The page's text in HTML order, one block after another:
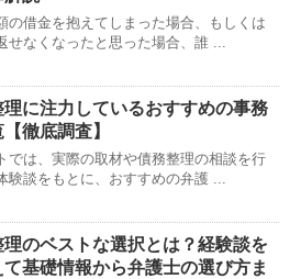
の借金を抱えてしまった場合、もしくは
せなくなったと思った場合、誰 ...
理に注力しているおすすめの事務
徹底調査】
では、実際の取材や債務整理の相談を行
験談をもとに、おすすめの弁護 ...
理のベストな選択とは？経験談を
て基礎情報から弁護士の選び方ま